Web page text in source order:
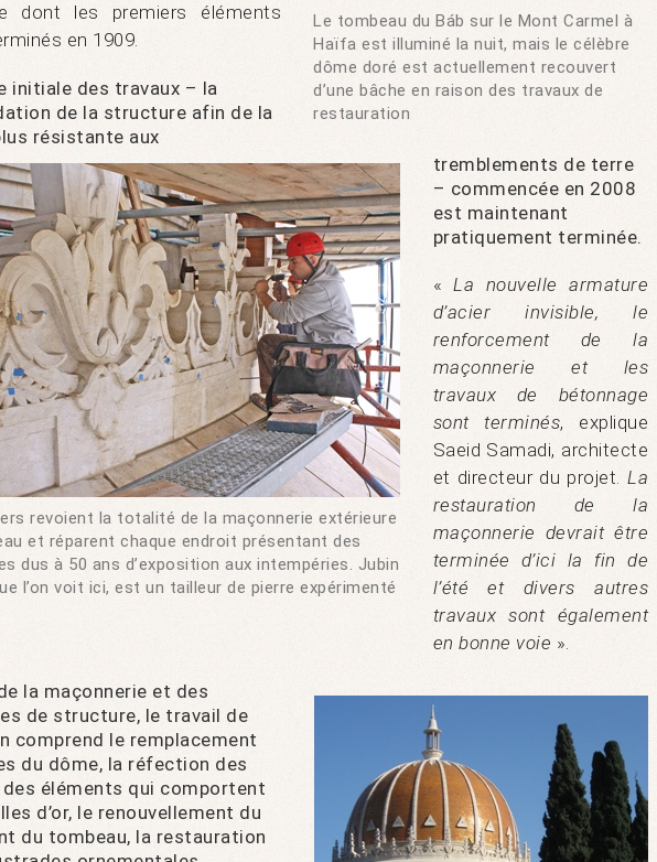
Le tombeau du Báb sur le Mont Carmel à
Haïfa est illuminé la nuit, mais le célèbre
dôme doré est actuellement recouvert
d’une bâche en raison des travaux de
restauration
dont les premiers éléments
en 1909.
revoient la totalité de la maçonnerie extérieure
et réparent chaque endroit présentant des
dus à 50 ans d’exposition aux intempéries. Jubin
l’on voit ici, est un tailleur de pierre expérimenté
initiale des travaux – la
de la structure afin de la
résistante aux
tremblements de terre
– commencée en 2008
est maintenant
pratiquement terminée.
«La nouvelle armature
d’acier invisible, le
renforcement de la
maçonnerie et les
travaux de bétonnage
sont terminés, explique
Saeid Samadi, architecte
et directeur du projet. La
restauration de la
maçonnerie devrait être
terminée d’ici la fin de
l’été et divers autres
travaux sont également
en bonne voie ».
la maçonnerie et des
de structure, le travail de
comprend le remplacement
du dôme, la réfection des
éléments qui comportent
d’or, le renouvellement du
du tombeau, la restauration